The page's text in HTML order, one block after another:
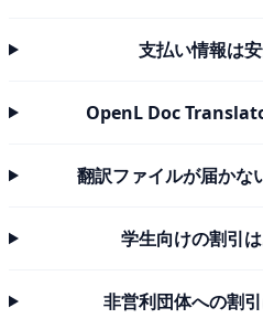
支払い情報は
OpenL Doc
翻訳ファイルが届かな
学生向けの割引
非営利団体への割